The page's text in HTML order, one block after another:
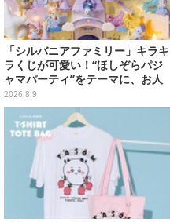
「シルバニアファミリー」キラキ
ラくじが可愛い！“ほしぞらパジ
ャマパーティ”をテーマに、お人
形や建物がラインナップ
2026.8.9